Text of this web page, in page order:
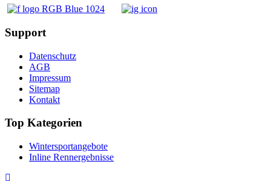
Support
Datenschutz
AGB
Impressum
Sitemap
Kontakt
Top Kategorien
Wintersportangebote
Inline Rennergebnisse